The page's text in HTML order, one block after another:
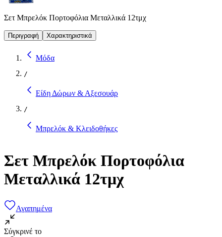
Σετ Μπρελόκ Πορτοφόλια Μεταλλικά 12τμχ
Περιγραφή Χαρακτηριστικά
Μόδα
/
Είδη Δώρων & Αξεσουάρ
/
Μπρελόκ & Κλειδοθήκες
Σετ Μπρελόκ Πορτοφόλια
Μεταλλικά 12τμχ
Αγαπημένα
Σύγκρινέ το